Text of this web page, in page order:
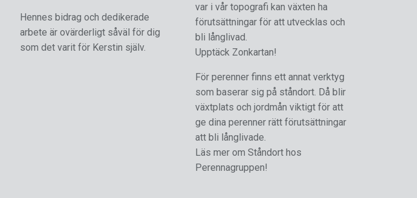
Hennes bidrag och dedikerade
arbete är ovärderligt såväl för dig
som det varit för Kerstin själv.
var i vår topografi kan växten ha
förutsättningar för att utvecklas och
bli långlivad.
Upptäck Zonkartan!
För perenner finns ett annat verktyg
som baserar sig på ståndort. Då blir
växtplats och jordmån viktigt för att
ge dina perenner rätt förutsättningar
att bli långlivade.
Läs mer om Ståndort hos
Perennagruppen!